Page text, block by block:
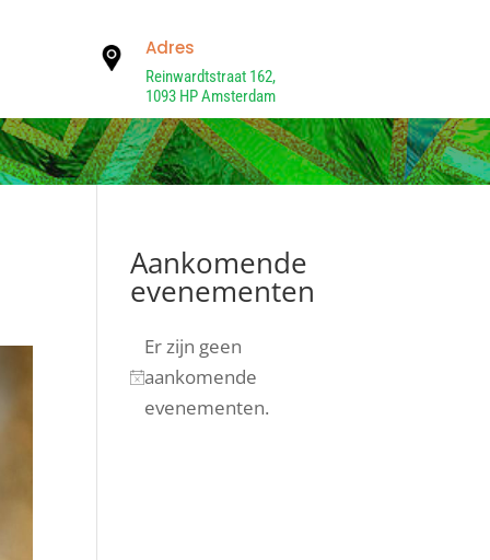
Adres
Reinwardtstraat 162,
1093 HP Amsterdam
Aankomende
evenementen
Bericht
Er zijn geen
aankomende
evenementen.